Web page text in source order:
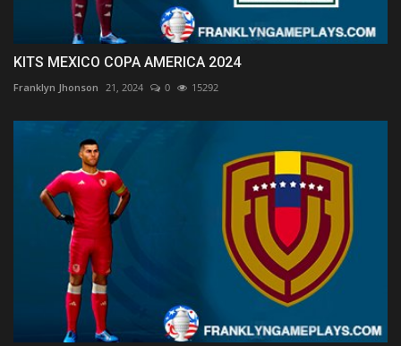
KITS MEXICO COPA AMERICA 2024
Franklyn Jhonson 21, 2024 0 15292